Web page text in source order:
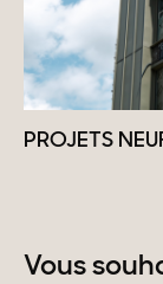
PROJETS
Vous